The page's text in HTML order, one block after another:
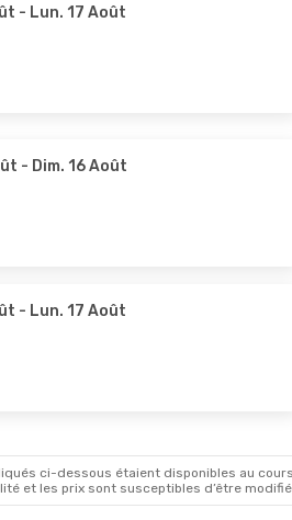
- Lun. 17 Août
- Dim. 16 Août
- Lun. 17 Août
ci-dessous étaient disponibles au
et les prix sont susceptibles d’être